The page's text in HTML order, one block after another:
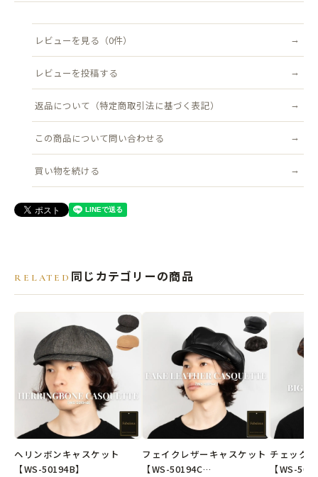
クラウン部分を後ろに倒せばキャップ風に、前に倒してハンチング風
に、さらに後ろ向きにかぶればベレー帽風にも。気分やスタイルに合
WORDSで累計5万個以上販売している定番型を採用しているため、か
ぶりやすさは折り紙付き。初心者の方でも安心して挑戦でき、男女問
わず幅広いスタイルにマッチします。
●サイズ
帽子の幅：約27cm
本体：綿 100％
韓国製
※弊社オリジナル企画デザインの商品です。
📮クリックポスト選択で送料無料
配送について詳しく見る →
します（返品送料は当店負担）。
返品について詳しく見る →
レビューを見る（0件）
レビューを投稿する
返品について（特定商取引法に基づく表記）
この商品について問い合わせる
買い物を続ける
RELATED 同じカテゴリーの商品
ヘリンボンキャスケット
【WS-50194B】
フェイクレザーキャスケット
【WS-50194C…
チェック
【WS-